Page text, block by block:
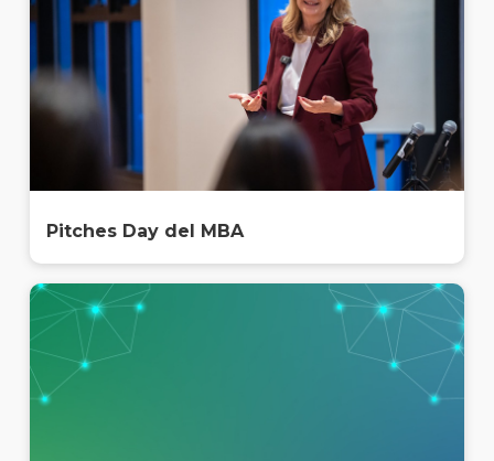
Pitches Day del MBA